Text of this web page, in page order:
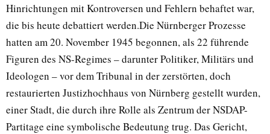
Hinrichtungen mit Kontroversen und Fehlern behaftet war,
die bis heute debattiert werden.Die Nürnberger Prozesse
hatten am 20. November 1945 begonnen, als 22 führende
Figuren des NS-Regimes – darunter Politiker, Militärs und
Ideologen – vor dem Tribunal in der zerstörten, doch
restaurierten Justizhochhaus von Nürnberg gestellt wurden,
einer Stadt, die durch ihre Rolle als Zentrum der NSDAP-
Partitage eine symbolische Bedeutung trug. Das Gericht,